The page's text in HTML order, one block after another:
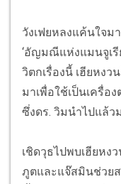
วังเฟยหลงแค้นใจม
‘อัญมณีแห่งแมนจูเ
วิตกเรื่องนี้ เฮียหง
มาเพื่อใช้เป็นเครื่อ
ซึ่งดร. วิมนำไปแล้ว
เชิดวุธไปพบเฮียหง
ภูตและแจ๊สมินช่วย